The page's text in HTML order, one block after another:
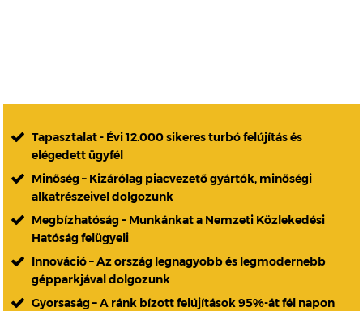
Tapasztalat - Évi 12.000 sikeres turbó felújítás és
elégedett ügyfél
Minőség – Kizárólag piacvezető gyártók, minőségi
alkatrészeivel dolgozunk
Megbízhatóság – Munkánkat a Nemzeti Közlekedési
Hatóság felügyeli
Innováció – Az ország legnagyobb és legmodernebb
gépparkjával dolgozunk
Gyorsaság – A ránk bízott felújítások 95%-át fél napon